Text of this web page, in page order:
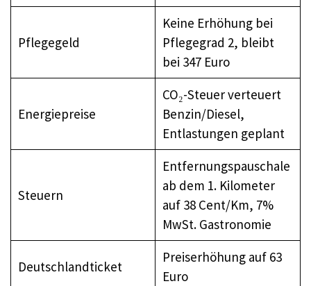
Pflegegeld
Keine Erhöhung bei
Pflegegrad 2, bleibt
bei 347 Euro
Energiepreise
CO₂-Steuer verteuert
Benzin/Diesel,
Entlastungen geplant
Steuern
Entfernungspauschale
ab dem 1. Kilometer
auf 38 Cent/Km, 7%
MwSt. Gastronomie
Deutschlandticket
Preiserhöhung auf 63
Euro